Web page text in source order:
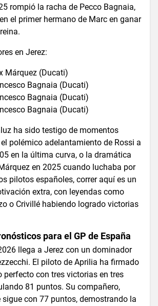
rompió la racha de Pecco Bagnaia,
el primer hermano de Marc en ganar
en Jerez:
Márquez (Ducati)
Bagnaia (Ducati)
Bagnaia (Ducati)
Bagnaia (Ducati)
ha sido testigo de momentos
polémico adelantamiento de Rossi a
en la última curva, o la dramática
en 2025 cuando luchaba por
pilotos españoles, correr aquí es un
extra, con leyendas como
o Crivillé habiendo logrado victorias
para el GP de España
llega a Jerez con un dominador
El piloto de Aprilia ha firmado
perfecto con tres victorias en tres
81 puntos. Su compañero,
con 77 puntos, demostrando la